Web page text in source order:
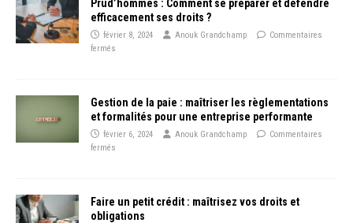
Prud’hommes : Comment se préparer et défendre
efficacement ses droits ?
février 8, 2024 Anouk Grandchamp
Commentaires
fermés
Gestion de la paie : maîtriser les règlementations
et formalités pour une entreprise performante
février 6, 2024 Anouk Grandchamp
Commentaires
fermés
Faire un petit crédit : maîtrisez vos droits et
obligations